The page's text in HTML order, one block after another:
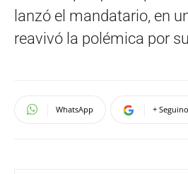
lanzó el mandatario, en
reavivó la polémica por
WhatsApp +